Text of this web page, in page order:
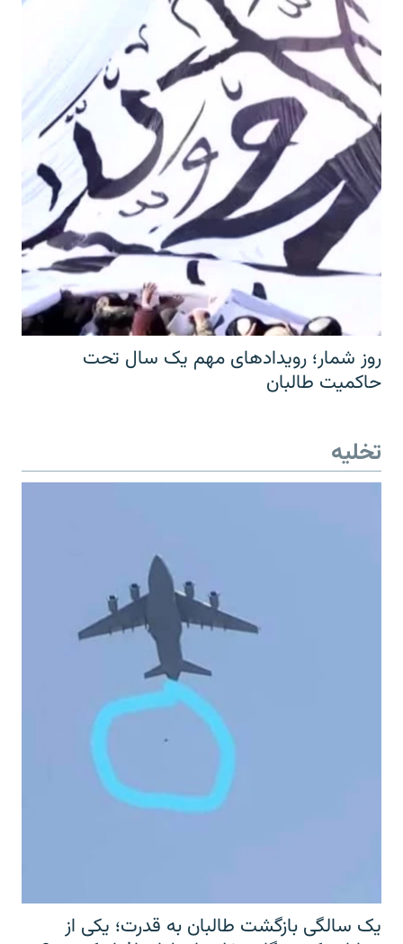
روز شمار؛ رویدادهای مهم یک سال تحت
حاکمیت طالبان
تخلیه
یک سالگی بازگشت طالبان به قدرت؛ یکی از